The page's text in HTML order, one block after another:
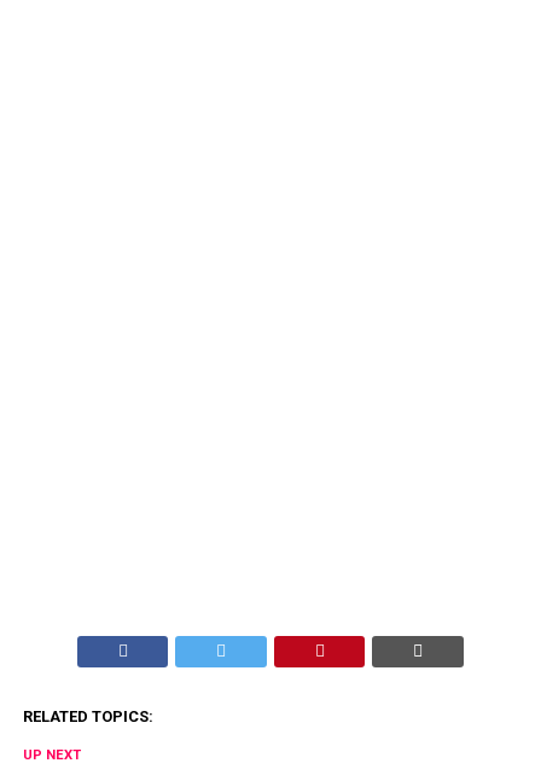
RELATED TOPICS:
UP NEXT